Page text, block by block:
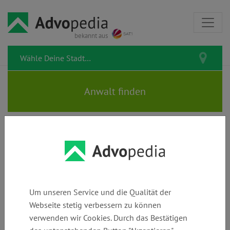
bekannt aus
Vorlagen & Musterbriefe zum kostenlosen
Kündigung Fitness-Studio
wegen Schwangerschaft –
Um unseren Service und die Qualität der
Webseite stetig verbessern zu können
verwenden wir Cookies. Durch das Bestätigen